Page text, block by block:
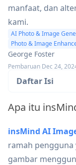
manfaat, dan
kami.
AI Photo & Image
Photo & Image
George Foster
Pembaruan Dec 24,
Daftar Isi
Apa itu
insMind AI
ramah
gambar